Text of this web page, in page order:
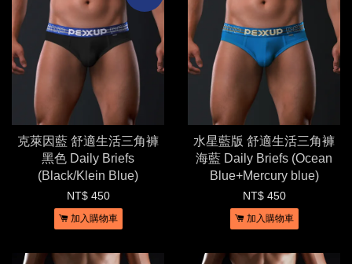
克萊因藍 舒適生活三角褲
黑色 Daily Briefs
(Black/Klein Blue)
NT$ 450
加入購物車
水星藍版 舒適生活三角褲
海藍 Daily Briefs (Ocean
Blue+Mercury blue)
NT$ 450
加入購物車